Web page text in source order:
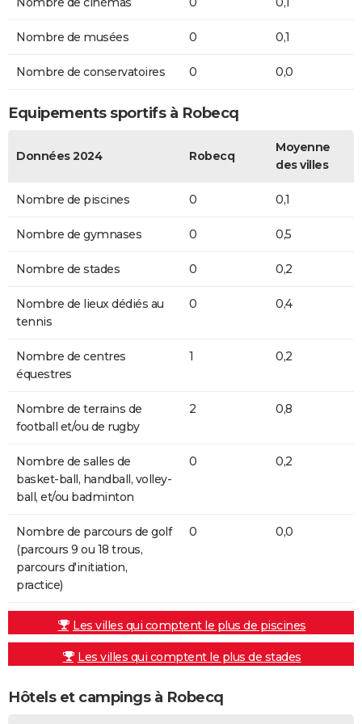
Nombre de musées 0 0,1
Nombre de conservatoires 0 0,0
Equipements sportifs à Robecq
Données 2024 Robecq
Moyenne
des villes
Nombre de piscines 0 0,1
Nombre de gymnases 0 0,5
Nombre de stades 0 0,2
Nombre de lieux dédiés au
tennis
0 0,4
Nombre de centres
équestres
1 0,2
Nombre de terrains de
football et/ou de rugby
2 0,8
Nombre de salles de
basket-ball, handball, volley-
ball, et/ou badminton
0 0,2
Nombre de parcours de golf
(parcours 9 ou 18 trous,
parcours d'initiation,
practice)
0 0,0
Les villes qui comptent le plus de piscines
Les villes qui comptent le plus de stades
Hôtels et campings à Robecq